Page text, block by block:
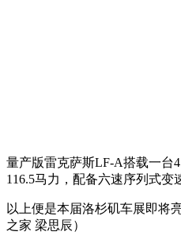
量产版雷克萨斯LF-A搭载一台
116.5马力，配备六速序列式变
以上便是本届洛杉矶车展即将
之家 梁思辰）